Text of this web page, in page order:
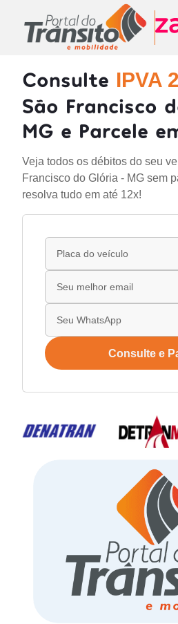
Consulte IPVA
São Francisco
MG e Parcele
Veja todos os débitos do seu
Francisco do Glória - MG sem
resolva tudo em até 12x!
Consulte e